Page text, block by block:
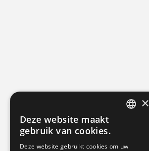
×
Deze website maakt
gebruik van cookies.
Deze website gebruikt cookies om uw